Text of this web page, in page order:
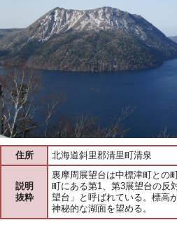
住所 北海道斜里郡清里町清泉
説明
抜粋
裏摩周展望台は中標津町との
町にある第1、第3展望台の反
望台」と呼ばれている。標高
神秘的な湖面を望める。